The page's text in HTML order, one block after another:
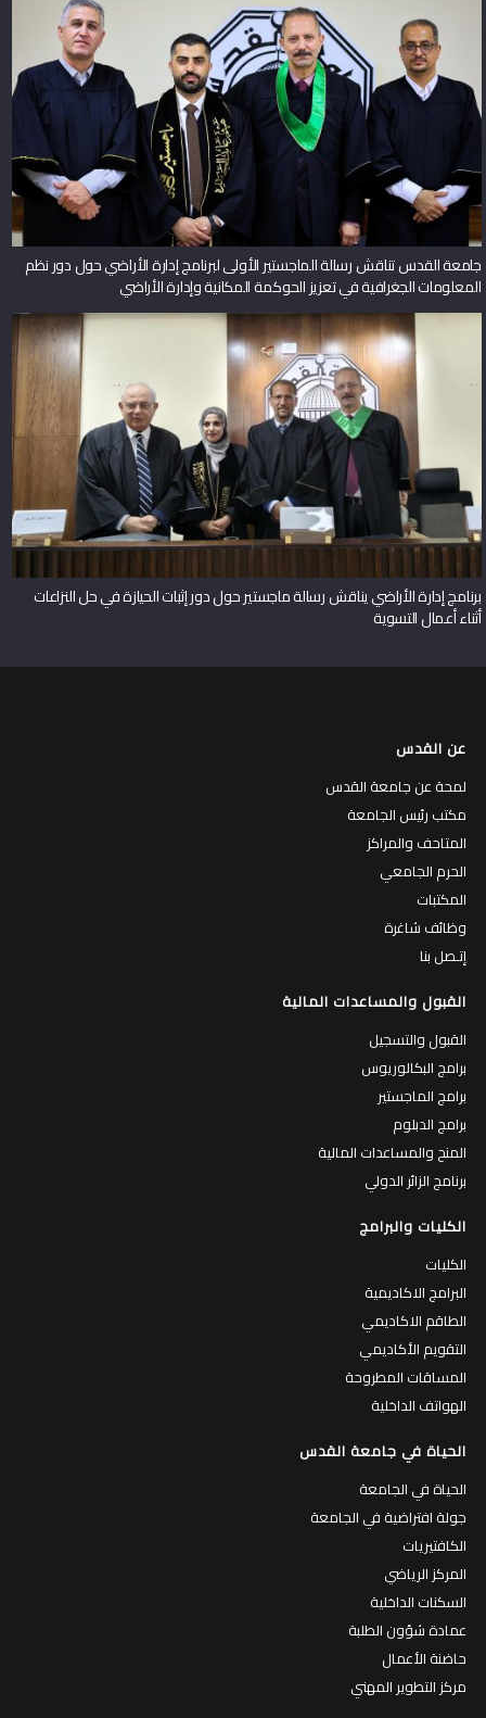
جامعة القدس تناقش رسالة الماجستير الأولى لبرنامج إدارة الأراضي حول دور نظم
المعلومات الجغرافية في تعزيز الحوكمة المكانية وإدارة الأراضي
برنامج إدارة الأراضي يناقش رسالة ماجستير حول دور إثبات الحيازة في حل النزاعات
أثناء أعمال التسوية
عن القدس
لمحة عن جامعة القدس
المتاحف والمراكز
الحرم الجامعي
القبول والمساعدات المالية
القبول والتسجيل
برامج البكالوريوس
برامج الماجستير
برامج الدبلوم
المنح والمساعدات المالية
برنامج الزائر الدولي
الكليات
البرامج الاكاديمية
الطاقم الاكاديمي
التقويم الأكاديمي
المساقات المطروحة
الهواتف الداخلية
الحياة في جامعة القدس
الحياة في الجامعة
جولة افتراضية في الجامعة
الكافتيريات
المركز الرياضي
السكنات الداخلية
عمادة شؤون الطلبة
حاضنة الأعمال
اشترك في القائمة البريدية
قم بادخال بريدك الالكتروني لتصلك النشرة الالكترونية بانتظام